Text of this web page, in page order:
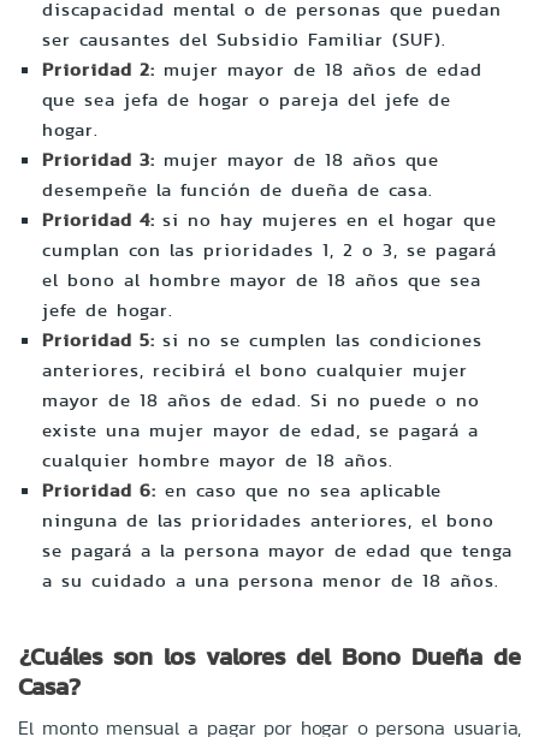
discapacidad mental o de personas que puedan
ser causantes del Subsidio Familiar (SUF).
Prioridad 2: mujer mayor de 18 años de edad
que sea jefa de hogar o pareja del jefe de
hogar.
Prioridad 3: mujer mayor de 18 años que
desempeñe la función de dueña de casa.
Prioridad 4: si no hay mujeres en el hogar que
cumplan con las prioridades 1, 2 o 3, se pagará
el bono al hombre mayor de 18 años que sea
jefe de hogar.
Prioridad 5: si no se cumplen las condiciones
anteriores, recibirá el bono cualquier mujer
mayor de 18 años de edad. Si no puede o no
existe una mujer mayor de edad, se pagará a
cualquier hombre mayor de 18 años.
Prioridad 6: en caso que no sea aplicable
ninguna de las prioridades anteriores, el bono
se pagará a la persona mayor de edad que tenga
a su cuidado a una persona menor de 18 años.
¿Cuáles son los valores del Bono Dueña de
Casa?
El monto mensual a pagar por hogar o persona usuaria,